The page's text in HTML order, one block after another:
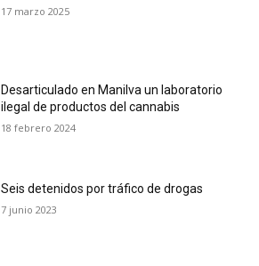
17 marzo 2025
Desarticulado en Manilva un laboratorio
ilegal de productos del cannabis
18 febrero 2024
Seis detenidos por tráfico de drogas
7 junio 2023